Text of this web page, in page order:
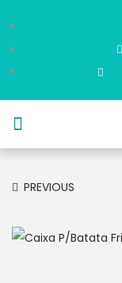
PREVIOUS